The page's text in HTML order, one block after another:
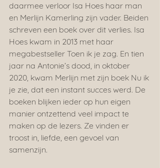
daarmee verloor Isa Hoes haar man
en Merlijn Kamerling zijn vader. Beiden
schreven een boek over dit verlies. Isa
Hoes kwam in 2013 met haar
megabestseller Toen ik je zag. En tien
jaar na Antonie’s dood, in oktober
2020, kwam Merlijn met zijn boek Nu ik
je zie, dat een instant succes werd. De
boeken blijken ieder op hun eigen
manier ontzettend veel impact te
maken op de lezers. Ze vinden er
troost in, liefde, een gevoel van
samenzijn.